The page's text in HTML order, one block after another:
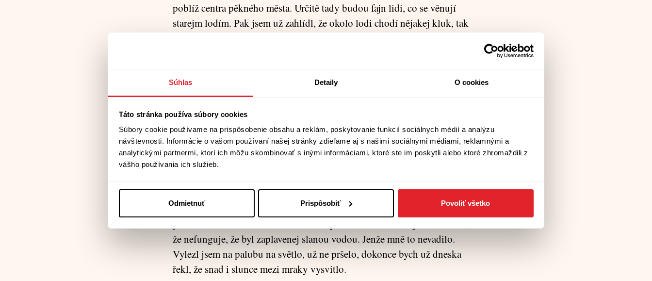
Súhlas Detaily O cookies
Táto stránka používa súbory cookies
Súbory cookie používame na prispôsobenie obsahu a reklám, poskytovanie funkcií sociálnych médií a analýzu
návštevnosti. Informácie o vašom používaní našej stránky zdieľame aj s našimi sociálnymi médiami, reklamnými a
analytickými partnermi, ktorí ich môžu skombinovať s inými informáciami, ktoré ste im poskytli alebo ktoré zhromaždili z
vášho používania ich služieb.
Odmietnuť Prispôsobiť Povoliť všetko
poblíž centra pěkného města. Určitě tady budou fajn lidi, co se věnují
starejm lodím. Pak jsem už zahlídl, že okolo lodi chodí nějakej kluk, tak
slezl z mola – byl zrovna odliv – na loď. Prolejzal jsem palubu, on se pak
ke mně připojil a otevřel vstupy do podpalubí. Sešli jsme dolů po
schůdkách. Rozsvítil nějakou žárovku, já měl s sebou baterku. V lodi
nebyl ani bordel, protože v ní nebylo nic. Byla úplně prázdná, vybydlená.
Nějaká židle, pár latí sbouchaných jako postel. Žádný obložení stěn a
lodních žeber trupu. Očesaná až na kost. Jako v břiše velryby. Aspoň bylo
všechno vidět.
Moc času jsem tam nestrávil. Jenže asi to stačilo. Já už to viděl! Já měl ten
pocit, jako že se už známe. Já už věděl, co a jak, co kde bude, mozek mi
že nefunguje, že byl zaplavenej slanou vodou. Jenže mně to nevadilo.
Vylezl jsem na palubu na světlo, už ne pršelo, dokonce bych už dneska
řekl, že snad i slunce mezi mraky vysvitlo.